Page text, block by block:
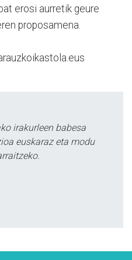
erosi aurretik geure
proposamena.
irakurleen babesa
euskaraz eta modu